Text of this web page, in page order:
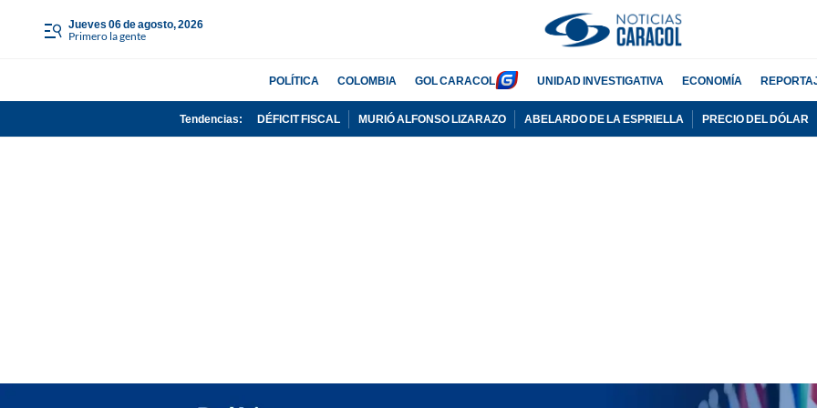
jueves 06 de agosto, 2026
Primero la gente
POLÍTICA COLOMBIA GOL CARACOL UNIDAD INVESTIGATIVA ECONOMÍA
Tendencias: DÉFICIT FISCAL MURIÓ ALFONSO LIZARAZO ABELARDO DE LA ESPRIELLA PRECIO DEL DÓLAR